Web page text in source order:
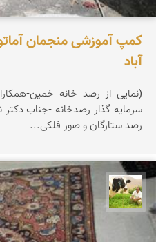
کمپ آموزشی منجمان
آباد
(نمایی از رصد خانه خمین-
رصد ستارگان و صور فلکی...
تقی قاسمی